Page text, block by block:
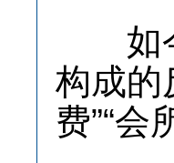
如今
构成的
费”“